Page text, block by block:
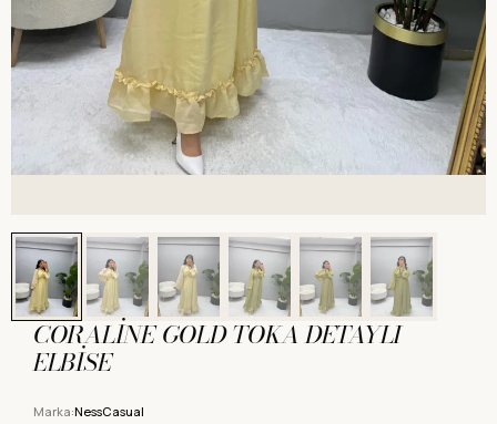
CORALİNE GOLD TOKA DETAYLI
ELBİSE
Marka:NessCasual